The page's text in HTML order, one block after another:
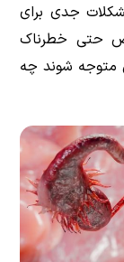
جدی برای
حتی خطرناک
متوجه شوند چه